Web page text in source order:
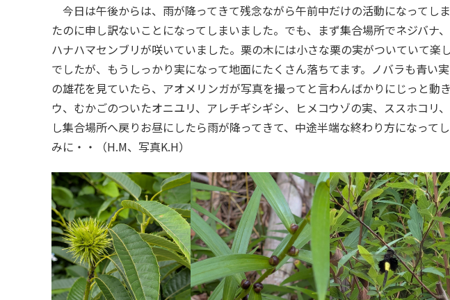
今日は午後からは、雨が降ってきて残念ながら午前中だけの活動になってし
たのに申し訳ないことになってしまいました。でも、まず集合場所でネジバナ
ハナハマセンブリが咲いていました。栗の木には小さな栗の実がついていて楽
でしたが、もうしっかり実になって地面にたくさん落ちてます。ノバラも青い
の雄花を見ていたら、アオメリンガが写真を撮ってと言わんばかりにじっと動
ウ、むかごのついたオニユリ、アレチギシギシ、ヒメコウゾの実、ススホコリ
し集合場所へ戻りお昼にしたら雨が降ってきて、中途半端な終わり方になって
みに・・（H.M、写真K.H）